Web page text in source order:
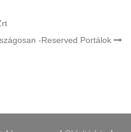
-Reserved Portálok